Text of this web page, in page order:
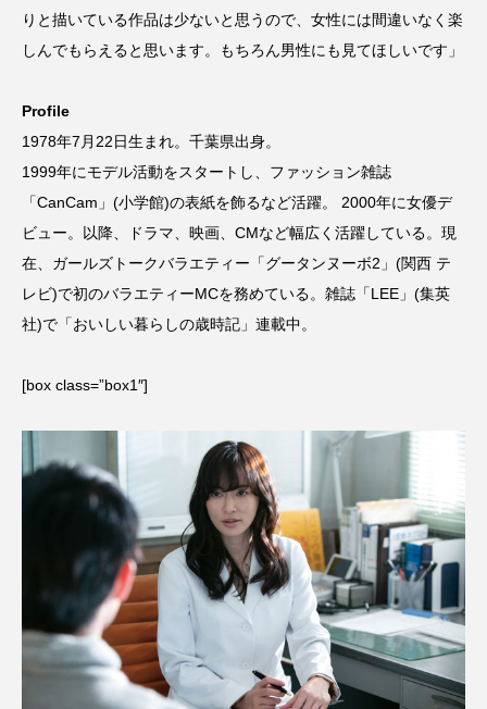
りと描いている作品は少ないと思うので、女性には間違いなく楽
しんでもらえると思います。もちろん男性にも見てほしいです」
Profile
1978年7月22日生まれ。千葉県出身。
1999年にモデル活動をスタートし、ファッション雑誌
「CanCam」(小学館)の表紙を飾るなど活躍。 2000年に女優デ
ビュー。以降、ドラマ、映画、CMなど幅広く活躍している。現
在、ガールズトークバラエティー「グータンヌーボ2」(関西 テ
レビ)で初のバラエティーMCを務めている。雑誌「LEE」(集英
社)で「おいしい暮らしの歳時記」連載中。
[box class=”box1″]